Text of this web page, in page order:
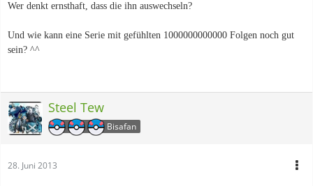
Wer denkt ernsthaft, dass die ihn auswechseln?
Und wie kann eine Serie mit gefühlten 1000000000000 Folgen noch gut
sein? ^^
Steel Tew
Bisafan
28. Juni 2013